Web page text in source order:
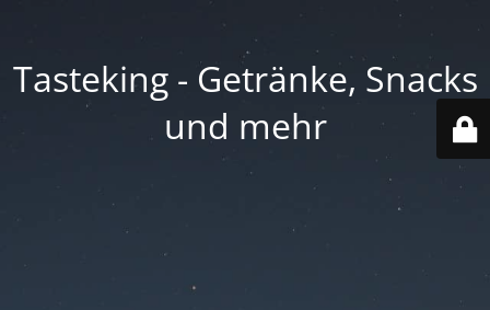
Tasteking - Getränke, Snacks
und mehr